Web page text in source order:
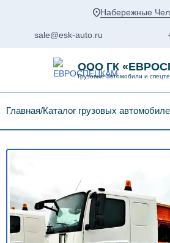
Набережные
sale@esk-auto.ru
ООО ГК
Грузовые автомобили и
Главная Каталог грузовых